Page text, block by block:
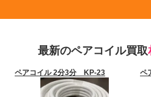
最新のペアコイル買取
ペアコイル 2分3分 KP-23 ペ